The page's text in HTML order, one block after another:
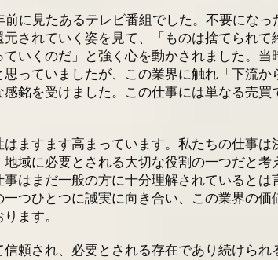
に見たあるテレビ番組でした。不要になっ
されていく姿を見て、「ものは捨てられて
いくのだ」と強く心を動かされました。当
っていましたが、この業界に触れ「下流か
銘を受けました。この仕事には単なる売買
ますます高まっています。私たちの仕事は
域に必要とされる大切な役割の一つだと考
はまだ一般の方に十分理解されているとは
つひとつに誠実に向き合い、この業界の価
ます。
頼され、必要とされる存在であり続けられ